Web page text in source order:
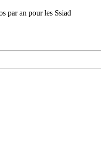
par an pour les Ssiad